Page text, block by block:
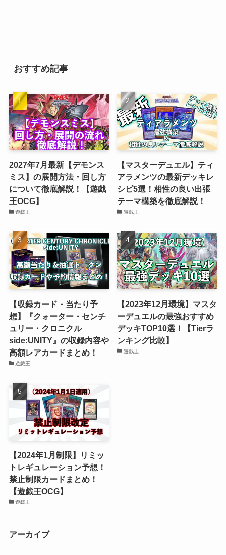
おすすめ記事
2027年7月最新【デモンス
ミス】の展開方法・回し方
について徹底解説！【遊戯
王OCG】
遊戯王
【マスターデュエル】ティ
アラメンツの最新デッキレ
シピ5選！相性の良い出張
テーマ構築を徹底解説！
遊戯王
【収録カード・当たり予
想】『クォーター・センチ
ュリー・クロニクル
side:UNITY』の収録内容や
高額レアカードまとめ！
遊戯王
【2023年12月環境】マスタ
ーデュエルの最強おすすめ
デッキTOP10選！【Tierラ
ンキング比較】
遊戯王
【2024年1月制限】リミッ
トレギュレーション予想！
禁止制限カードまとめ！
【遊戯王OCG】
遊戯王
アーカイブ